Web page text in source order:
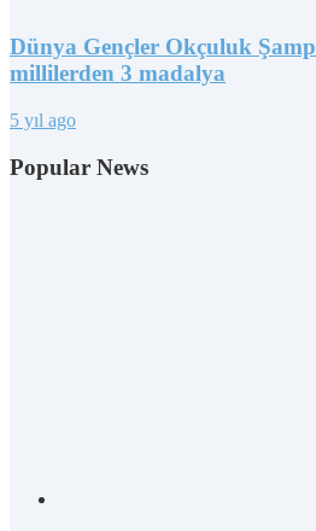
Dünya Gençler Okçuluk
millilerden 3 madalya
5 yıl ago
Popular News